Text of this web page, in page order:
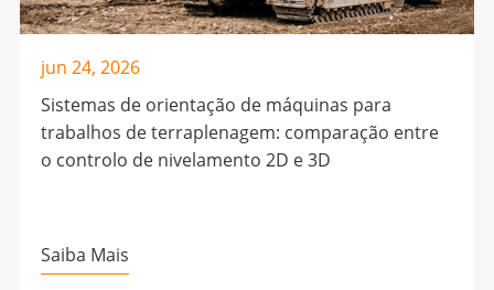
jun 24, 2026
Sistemas de orientação de máquinas para
trabalhos de terraplenagem: comparação entre
o controlo de nivelamento 2D e 3D
Saiba Mais